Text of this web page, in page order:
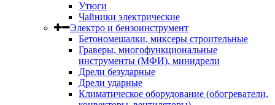
Утюги
Чайники электрические
Электро и бензоинструмент
Бетономешалки, миксеры строительные
Граверы, многофункциональные
инструменты (МФИ), минидрели
Дрели безударные
Дрели ударные
Климатическое оборудование (обогреватели,